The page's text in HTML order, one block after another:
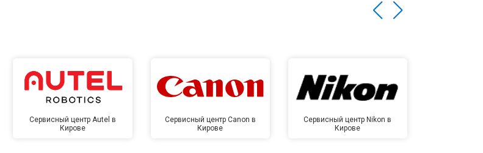
Сервисный центр Autel в
Кирове
Сервисный центр Canon в
Кирове
Сервисный центр Nikon в
Кирове